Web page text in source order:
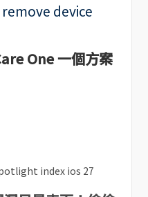
One 一個方案